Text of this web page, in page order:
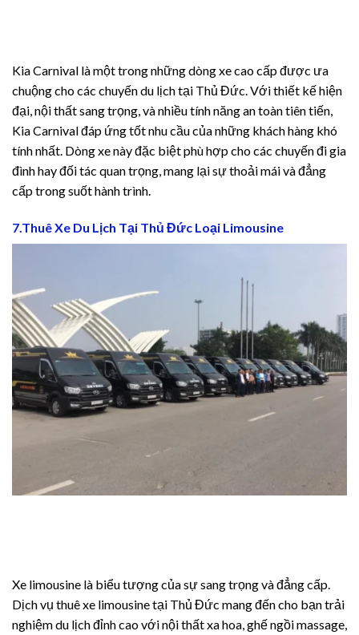
Kia Carnival là một trong những dòng xe cao cấp được ưa
chuộng cho các chuyến du lịch tại Thủ Đức. Với thiết kế hiện
đại, nội thất sang trọng, và nhiều tính năng an toàn tiên tiến,
Kia Carnival đáp ứng tốt nhu cầu của những khách hàng khó
tính nhất. Dòng xe này đặc biệt phù hợp cho các chuyến đi gia
đình hay đối tác quan trọng, mang lại sự thoải mái và đẳng
cấp trong suốt hành trình.
7.Thuê Xe Du Lịch Tại Thủ Đức Loại Limousine
Xe limousine là biểu tượng của sự sang trọng và đẳng cấp.
Dịch vụ thuê xe limousine tại Thủ Đức mang đến cho bạn trải
nghiệm du lịch đỉnh cao với nội thất xa hoa, ghế ngồi massage,